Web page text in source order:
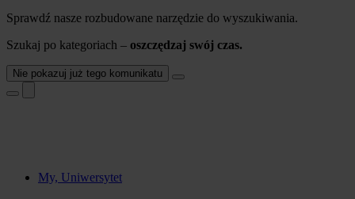
Sprawdź nasze rozbudowane narzędzie do wyszukiwania.
Szukaj po kategoriach – oszczędzaj swój czas.
Nie pokazuj już tego komunikatu
My, Uniwersytet